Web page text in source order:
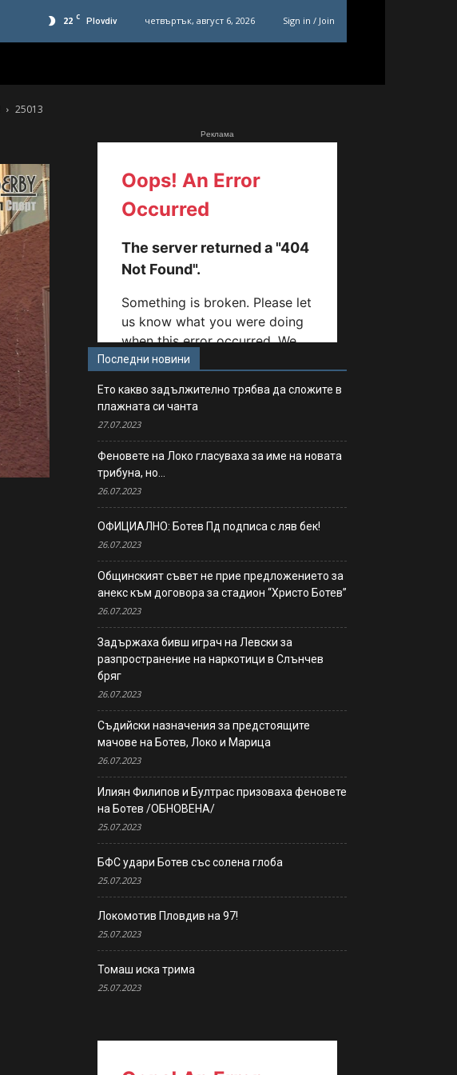
22 C Plovdiv четвъртък, август 6, 2026 Sign in / Join
25013
Реклама
Последни новини
Ето какво задължително трябва да сложите в
плажната си чанта
27.07.2023
Феновете на Локо гласуваха за име на новата
трибуна, но…
26.07.2023
ОФИЦИАЛНО: Ботев Пд подписа с ляв бек!
26.07.2023
Общинският съвет не прие предложението за
анекс към договора за стадион “Христо Ботев”
26.07.2023
Задържаха бивш играч на Левски за
разпространение на наркотици в Слънчев
бряг
26.07.2023
Съдийски назначения за предстоящите
мачове на Ботев, Локо и Марица
26.07.2023
Илиян Филипов и Бултрас призоваха феновете
на Ботев /ОБНОВЕНА/
25.07.2023
БФС удари Ботев със солена глоба
25.07.2023
Локомотив Пловдив на 97!
25.07.2023
Томаш иска трима
25.07.2023